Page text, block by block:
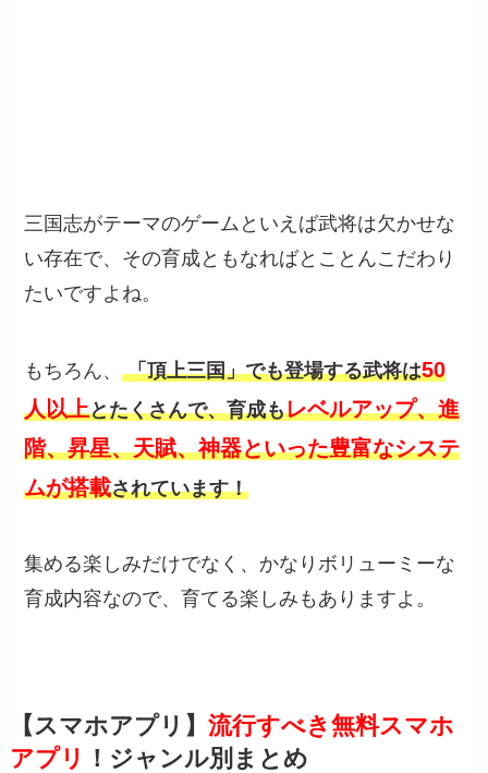
三国志がテーマのゲームといえば武将は欠かせな
い存在で、その育成ともなればとことんこだわり
たいですよね。
もちろん、「頂上三国」でも登場する武将は50
人以上とたくさんで、育成もレベルアップ、進
階、昇星、天賦、神器といった豊富なシステ
ムが搭載されています！
集める楽しみだけでなく、かなりボリューミーな
育成内容なので、育てる楽しみもありますよ。
【スマホアプリ】 流行すべき無料スマホ
アプリ ！ジャンル別まとめ